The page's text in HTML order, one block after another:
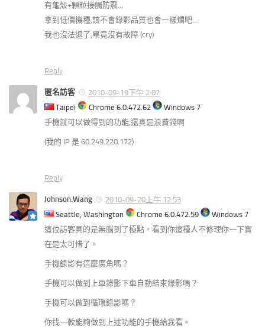
有龜殼+顆粒接觸防震…
拿到低價機種,該不會錄影品質也會一樣爛吧…
我也沒法退了,畢竟沒有故障 (cry)
Reply
匿名訪客
2010-09-19下午 2:07
Taipei
Chrome 6.0.472.62
Windows 7
手機就可以做得到的功能,還真是浪費錢啊
(我的 IP 是 60.249.220.172)
Reply
Johnson.Wang
2010-09-20上午 12:53
Seattle, Washington
Chrome 6.0.472.59
Windows 7
這位訪客真的是無腦到了極點，看到你這種人不修理你一下實
在是太可惜了。
手機錄影有這麼廣角嗎？
手機可以做到上車錄影下車自動結束錄影嗎？
手機可以做到循環錄影嗎？
你找一款能夠做到上述功能的手機給我看。